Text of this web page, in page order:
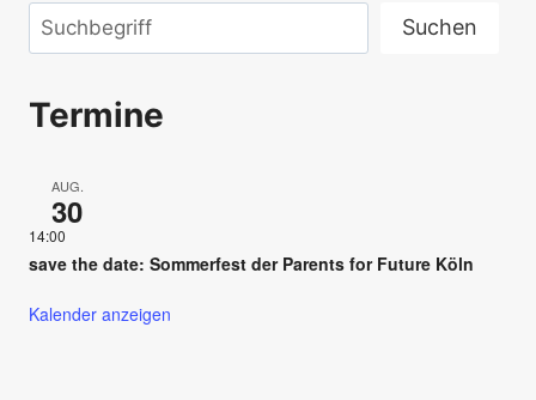
Suchen Suchen
Termine
AUG.
30
14:00
save the date: Sommerfest der Parents for Future Köln
Kalender anzeigen